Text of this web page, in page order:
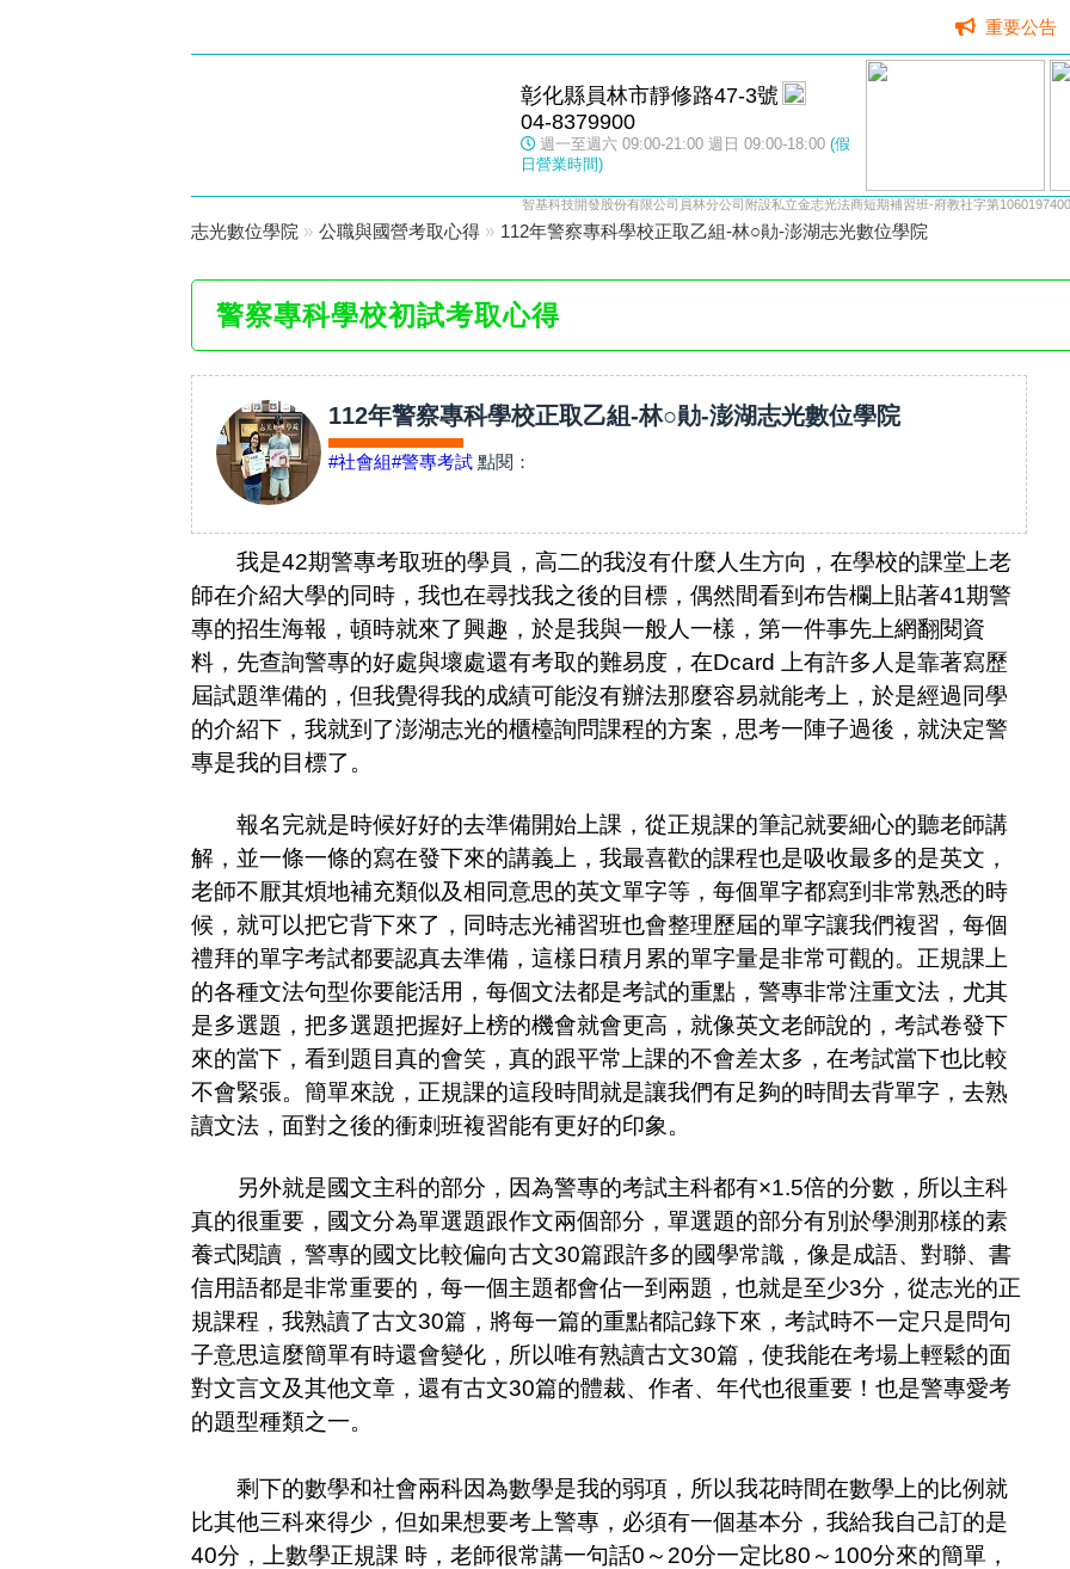
重要公告
彰化縣員林市靜修路47-3號
04-8379900
週一至週六 09:00-21:00 週日 09:00-18:00 (假
日營業時間)
智基科技開發股份有限公司員林分公司附設私立金志光法商短期補習班-府教社字第
志光數位學院 » 公職與國營考取心得 » 112年警察專科學校正取乙組-林○勛-澎湖志光數位學院
警察專科學校初試考取心得
112年警察專科學校正取乙組-林○勛-澎湖志光數位學院
#社會組#警專考試 點閱：
我是42期警專考取班的學員，高二的我沒有什麼人生方向，在學校的課堂上老
師在介紹大學的同時，我也在尋找我之後的目標，偶然間看到布告欄上貼著41期警
專的招生海報，頓時就來了興趣，於是我與一般人一樣，第一件事先上網翻閱資
料，先查詢警專的好處與壞處還有考取的難易度，在Dcard 上有許多人是靠著寫歷
屆試題準備的，但我覺得我的成績可能沒有辦法那麼容易就能考上，於是經過同學
的介紹下，我就到了澎湖志光的櫃檯詢問課程的方案，思考一陣子過後，就決定警
專是我的目標了。
報名完就是時候好好的去準備開始上課，從正規課的筆記就要細心的聽老師講
解，並一條一條的寫在發下來的講義上，我最喜歡的課程也是吸收最多的是英文，
老師不厭其煩地補充類似及相同意思的英文單字等，每個單字都寫到非常熟悉的時
候，就可以把它背下來了，同時志光補習班也會整理歷屆的單字讓我們複習，每個
禮拜的單字考試都要認真去準備，這樣日積月累的單字量是非常可觀的。正規課上
的各種文法句型你要能活用，每個文法都是考試的重點，警專非常注重文法，尤其
是多選題，把多選題把握好上榜的機會就會更高，就像英文老師說的，考試卷發下
來的當下，看到題目真的會笑，真的跟平常上課的不會差太多，在考試當下也比較
不會緊張。簡單來說，正規課的這段時間就是讓我們有足夠的時間去背單字，去熟
讀文法，面對之後的衝刺班複習能有更好的印象。
另外就是國文主科的部分，因為警專的考試主科都有×1.5倍的分數，所以主科
真的很重要，國文分為單選題跟作文兩個部分，單選題的部分有別於學測那樣的素
養式閱讀，警專的國文比較偏向古文30篇跟許多的國學常識，像是成語、對聯、書
信用語都是非常重要的，每一個主題都會佔一到兩題，也就是至少3分，從志光的正
規課程，我熟讀了古文30篇，將每一篇的重點都記錄下來，考試時不一定只是問句
子意思這麼簡單有時還會變化，所以唯有熟讀古文30篇，使我能在考場上輕鬆的面
對文言文及其他文章，還有古文30篇的體裁、作者、年代也很重要！也是警專愛考
的題型種類之一。
剩下的數學和社會兩科因為數學是我的弱項，所以我花時間在數學上的比例就
比其他三科來得少，但如果想要考上警專，必須有一個基本分，我給我自己訂的是
40分，上數學正規課 時，老師很常講一句話0～20分一定比80～100分來的簡單，